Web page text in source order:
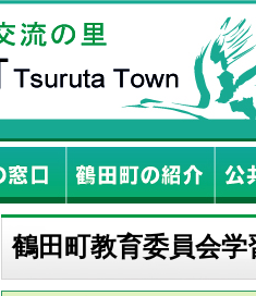
鶴田町教育委員会